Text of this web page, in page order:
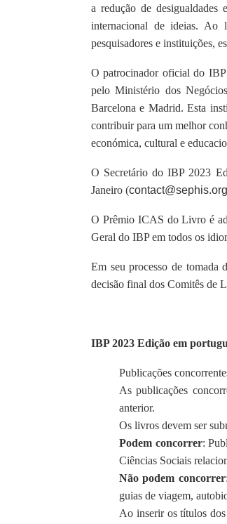
a redução de desigualdades
internacional de ideias. Ao
pesquisadores e instituições,
O patrocinador oficial do
pelo Ministério dos
Barcelona e Madrid. Esta
contribuir para um melhor
económica, cultural e
O Secretário do IBP 2023
Janeiro (contact@sephis.org
O Prêmio ICAS do Livro é
Geral do IBP em todos os
Em seu processo de tomada
decisão final dos Comitês de
IBP 2023 Edição em
Publicações
As publicações
anterior.
Os livros devem ser
Podem concorrer:
Ciências Sociais
Não podem concorrer
guias de viagem,
Ao inserir os títulos